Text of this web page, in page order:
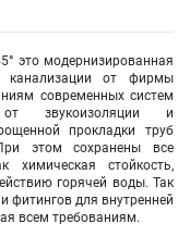
это модернизированная
канализации от фирмы
современных систем
от звукоизоляции и
прокладки труб
этом сохранены все
химическая стойкость,
горячей воды. Так
фитингов для внутренней
всем требованиям.